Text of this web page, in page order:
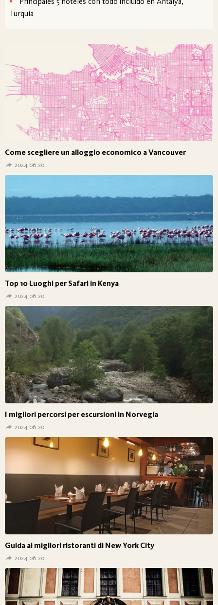
Turquía
Come scegliere un alloggio economico a Vancouver
2024-06-20
Top 10 Luoghi per Safari in Kenya
2024-06-20
I migliori percorsi per escursioni in Norvegia
2024-06-20
Guida ai migliori ristoranti di New York City
2024-06-20